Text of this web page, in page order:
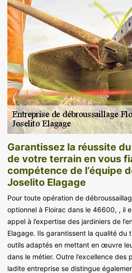
Garantissez la réussite
de votre terrain en vous
compétence de l’équipe
Joselito Elagage
Pour toute opération de
optionnel à Floirac dans le 46600, , il
appel à l’expertise des jardiniers de
Elagage. Ils garantissent la qualité du
outils adaptés en mettant en œuvre
dans le métier. Outre l’excellence des
ladite entreprise se distingue